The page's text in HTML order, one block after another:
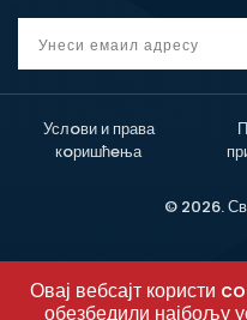
Услoви и права
кoришћeња
© 2026.
Овај вебсајт користи
обезбедили најбољу